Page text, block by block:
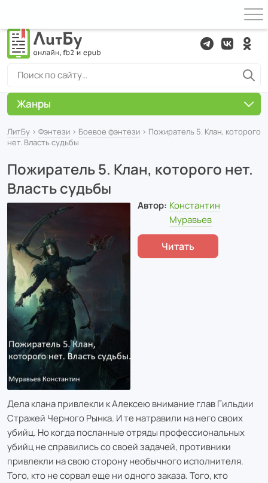
ЛитБу › Фэнтези › Боевое фэнтези › Пожиратель 5. Клан, которого
нет. Власть судьбы
Пожиратель 5. Клан, которого нет.
Власть судьбы
Автор: Константин
Муравьев
Читать
Дела клана привлекли к Алексею внимание глав Гильдии
Стражей Черного Рынка. И те натравили на него своих
убийц. Но когда посланные отряды профессиональных
убийц не справились со своей задачей, противники
привлекли на свою сторону необычного исполнителя.
Того, кто не сорвал еще ни одного заказа. Того, кто
Жанры